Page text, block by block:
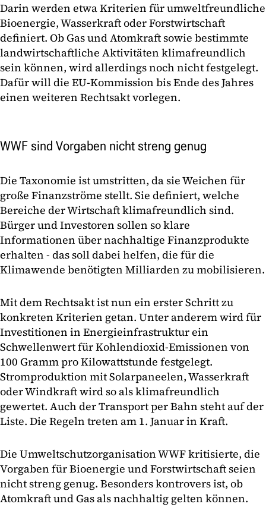
Darin werden etwa Kriterien für umweltfreundliche
Bioenergie, Wasserkraft oder Forstwirtschaft
definiert. Ob Gas und Atomkraft sowie bestimmte
landwirtschaftliche Aktivitäten klimafreundlich
sein können, wird allerdings noch nicht festgelegt.
Dafür will die EU-Kommission bis Ende des Jahres
einen weiteren Rechtsakt vorlegen.
WWF sind Vorgaben nicht streng genug
Die Taxonomie ist umstritten, da sie Weichen für
große Finanzströme stellt. Sie definiert, welche
Bereiche der Wirtschaft klimafreundlich sind.
Bürger und Investoren sollen so klare
Informationen über nachhaltige Finanzprodukte
erhalten - das soll dabei helfen, die für die
Klimawende benötigten Milliarden zu mobilisieren.
Mit dem Rechtsakt ist nun ein erster Schritt zu
konkreten Kriterien getan. Unter anderem wird für
Investitionen in Energieinfrastruktur ein
Schwellenwert für Kohlendioxid-Emissionen von
100 Gramm pro Kilowattstunde festgelegt.
Stromproduktion mit Solarpaneelen, Wasserkraft
oder Windkraft wird so als klimafreundlich
gewertet. Auch der Transport per Bahn steht auf der
Liste. Die Regeln treten am 1. Januar in Kraft.
Die Umweltschutzorganisation WWF kritisierte, die
Vorgaben für Bioenergie und Forstwirtschaft seien
nicht streng genug. Besonders kontrovers ist, ob
Atomkraft und Gas als nachhaltig gelten können.